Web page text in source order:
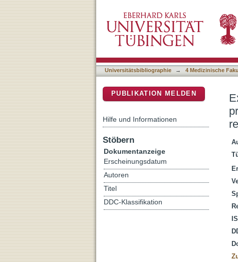
External nursing
description of interventions
Universitätsbibliographie → 4 Medizinische
PUBLIKATION MELDEN
Hilfe und Informationen
Stöbern
Dokumentanzeige
Erscheinungsdatum
Autoren
Titel
DDC-Klassifikation